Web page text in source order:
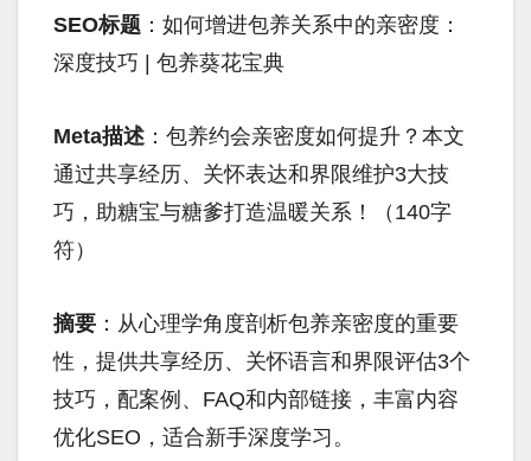
SEO标题 ：如何增进包养关系中的亲密度：
深度技巧 | 包养葵花宝典
Meta描述：包养约会亲密度如何提升？本文
通过共享经历、关怀表达和界限维护3大技
巧，助糖宝与糖爹打造温暖关系！（140字
符）
摘要 ：从心理学角度剖析包养亲密度的重要
性，提供共享经历、关怀语言和界限评估3个
技巧，配案例、FAQ和内部链接，丰富内容
优化SEO，适合新手深度学习。